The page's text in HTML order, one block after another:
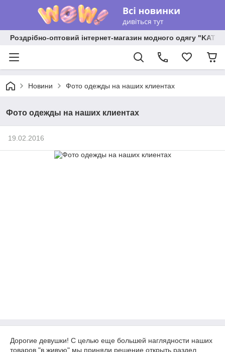
Роздрібно-оптовий інтернет-магазин модного одягу
Новини Фото одежды на наших клиентах
Фото одежды на наших клиентах
19.02.2016
Дорогие девушки! С целью еще большей наглядности наших
товаров "в живую" мы приняли решение открыть раздел